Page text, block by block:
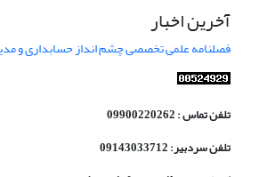
آخرین اخبار
فصلنامه علمی تخصصی چشم انداز حسابداری و
تلفن تماس : 09900220262
تلفن سردبیر: 09143033712